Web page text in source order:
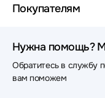
Покупателям
Нужна помощь?
Обратитесь в службу
вам поможем